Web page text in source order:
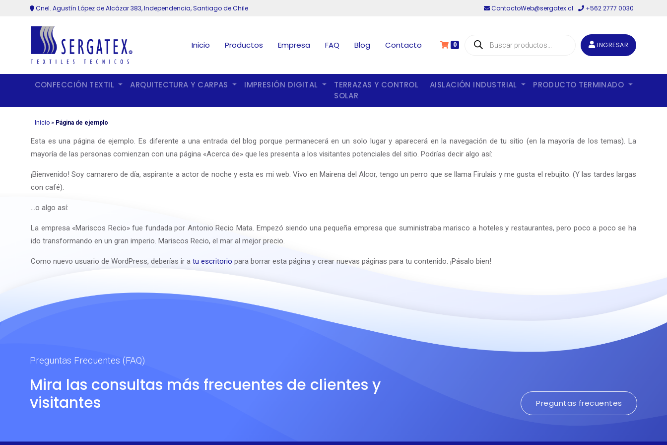
Cnel. Agustín López de Alcázar 383, Independencia, Santiago de Chile ContactoWeb@sergatex.cl +562 2777 0030
Inicio Productos Empresa FAQ Blog Contacto 0
Búsqueda
de INGRESAR
CONFECCIÓN TEXTIL ARQUITECTURA Y CARPAS IMPRESIÓN DIGITAL
TERRAZAS Y CONTROL
SOLAR
AISLACIÓN INDUSTRIAL PRODUCTO TERMINADO
Inicio» Página de ejemplo
Esta es una página de ejemplo. Es diferente a una entrada del blog porque permanecerá en un solo lugar y aparecerá en la navegación de tu sitio (en la mayoría de los temas). La
mayoría de las personas comienzan con una página «Acerca de» que les presenta a los visitantes potenciales del sitio. Podrías decir algo así:
¡Bienvenido! Soy camarero de día, aspirante a actor de noche y esta es mi web. Vivo en Mairena del Alcor, tengo un perro que se llama Firulais y me gusta el rebujito. (Y las tardes largas
con café).
…o algo así:
La empresa «Mariscos Recio» fue fundada por Antonio Recio Mata. Empezó siendo una pequeña empresa que suministraba marisco a hoteles y restaurantes, pero poco a poco se ha
ido transformando en un gran imperio. Mariscos Recio, el mar al mejor precio.
Como nuevo usuario de WordPress, deberías ir a tu escritorio para borrar esta página y crear nuevas páginas para tu contenido. ¡Pásalo bien!
Preguntas Frecuentes (FAQ)
Mira las consultas más frecuentes de clientes y
visitantes
Preguntas frecuentes